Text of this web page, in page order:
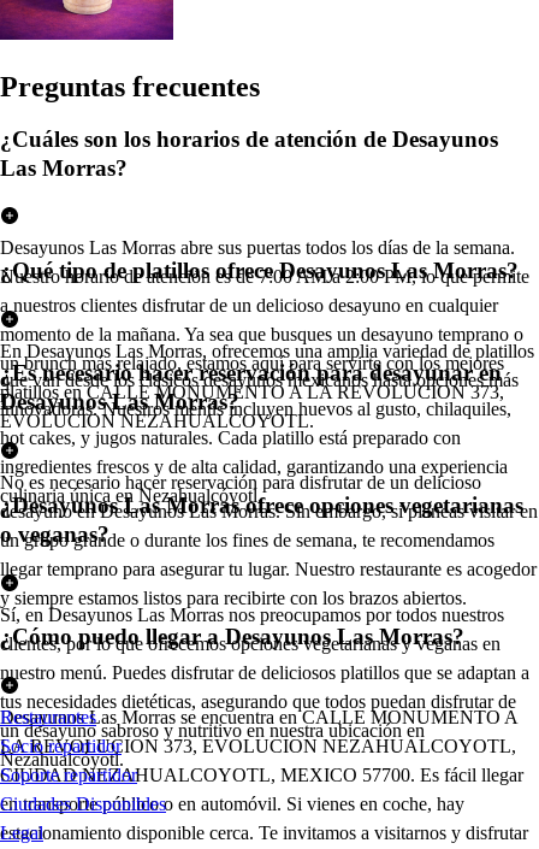
Preguntas frecuentes
¿Cuáles son los horarios de atención de Desayunos
Las Morras?
Desayunos Las Morras abre sus puertas todos los días de la semana.
Nuestro horario de atención es de 7:00 AM a 2:00 PM, lo que permite
a nuestros clientes disfrutar de un delicioso desayuno en cualquier
momento de la mañana. Ya sea que busques un desayuno temprano o
un brunch más relajado, estamos aquí para servirte con los mejores
platillos en CALLE MONUMENTO A LA REVOLUCION 373,
EVOLUCION NEZAHUALCOYOTL.
¿Qué tipo de platillos ofrece Desayunos Las Morras?
En Desayunos Las Morras, ofrecemos una amplia variedad de platillos
que van desde los clásicos desayunos mexicanos hasta opciones más
innovadoras. Nuestros menús incluyen huevos al gusto, chilaquiles,
hot cakes, y jugos naturales. Cada platillo está preparado con
ingredientes frescos y de alta calidad, garantizando una experiencia
culinaria única en Nezahualcóyotl.
¿Es necesario hacer reservación para desayunar en
Desayunos Las Morras?
No es necesario hacer reservación para disfrutar de un delicioso
desayuno en Desayunos Las Morras. Sin embargo, si planeas visitar en
un grupo grande o durante los fines de semana, te recomendamos
llegar temprano para asegurar tu lugar. Nuestro restaurante es acogedor
y siempre estamos listos para recibirte con los brazos abiertos.
¿Desayunos Las Morras ofrece opciones vegetarianas
o veganas?
Sí, en Desayunos Las Morras nos preocupamos por todos nuestros
clientes, por lo que ofrecemos opciones vegetarianas y veganas en
nuestro menú. Puedes disfrutar de deliciosos platillos que se adaptan a
tus necesidades dietéticas, asegurando que todos puedan disfrutar de
un desayuno sabroso y nutritivo en nuestra ubicación en
Nezahualcóyotl.
¿Cómo puedo llegar a Desayunos Las Morras?
Desayunos Las Morras se encuentra en CALLE MONUMENTO A
LA REVOLUCION 373, EVOLUCION NEZAHUALCOYOTL,
CIUDAD NEZAHUALCOYOTL, MEXICO 57700. Es fácil llegar
en transporte público o en automóvil. Si vienes en coche, hay
estacionamiento disponible cerca. Te invitamos a visitarnos y disfrutar
Restaurantes
Socio repartidor
Soporte repartidor
Ciudades Disponibles
Legal